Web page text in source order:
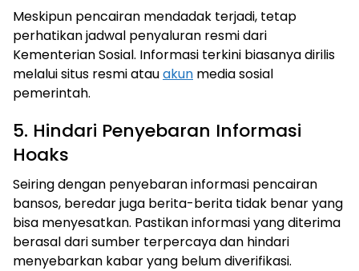
Meskipun pencairan mendadak terjadi, tetap
perhatikan jadwal penyaluran resmi dari
Kementerian Sosial. Informasi terkini biasanya dirilis
melalui situs resmi atauakun media sosial
pemerintah.
5. Hindari Penyebaran Informasi
Hoaks
Seiring dengan penyebaran informasi pencairan
bansos, beredar juga berita-berita tidak benar yang
bisa menyesatkan. Pastikan informasi yang diterima
berasal dari sumber terpercaya dan hindari
menyebarkan kabar yang belum diverifikasi.